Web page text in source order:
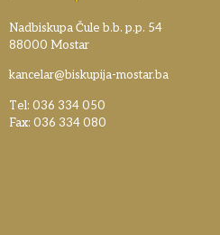
Nadbiskupa Čule b.b. p.p. 54
88000 Mostar
kancelar@biskupija-mostar.ba
Tel: 036 334 050
Fax: 036 334 080